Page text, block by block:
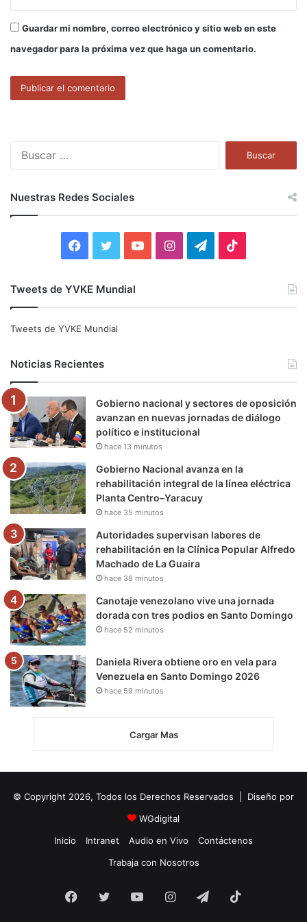
Guardar mi nombre, correo electrónico y sitio web en este
navegador para la próxima vez que haga un comentario.
:
Nuestras Redes Sociales
e
o
o
k
t
e
r
b
e
I
g
r
a
m
r
a
k
Tweets de YVKE Mundial
Tweets de YVKE Mundial
Noticias Recientes
Gobierno nacional y sectores de oposición
avanzan en nuevas jornadas de diálogo
político e institucional
hace 13 minutos
Gobierno Nacional avanza en la
rehabilitación integral de la línea eléctrica
Planta Centro–Yaracuy
hace 35 minutos
Autoridades supervisan labores de
rehabilitación en la Clínica Popular Alfredo
Machado de La Guaira
hace 38 minutos
Canotaje venezolano vive una jornada
dorada con tres podios en Santo Domingo
hace 52 minutos
Daniela Rivera obtiene oro en vela para
Venezuela en Santo Domingo 2026
hace 59 minutos
Cargar Mas
© Copyright 2026, Todos los Derechos Reservados | Diseño por
WGdigital
Inicio
Intranet Audio en Vivo
Contáctenos
Trabaja con Nosotros
Facebook
Twitter YouTubeInstagramTelegram